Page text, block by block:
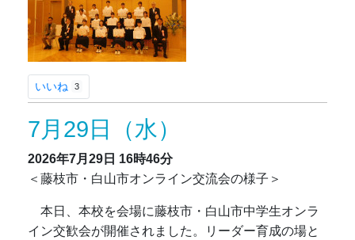
いいね 3
7月29日（水）
2026年7月29日 16時46分
＜藤枝市・白山市オンライン交流会の様子＞
本日、本校を会場に藤枝市・白山市中学生オンラ
イン交歓会が開催されました。リーダー育成の場と